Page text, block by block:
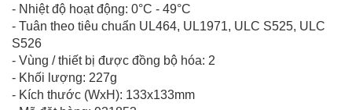
- Nhiệt độ hoạt động: 0°C - 49°C
- Tuân theo tiêu chuẩn UL464, UL1971, ULC S525, ULC
S526
- Vùng / thiết bị được đồng bộ hóa: 2
- Khối lượng: 227g
- Kích thước (WxH): 133x133mm